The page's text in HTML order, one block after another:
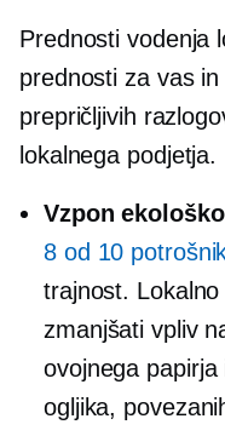
Prednosti vodenja
prednosti za vas
prepričljivih
lokalnega podjetja.
Vzpon
8 od 10
trajnost.
zmanjšati vpliv
ovojnega
ogljika,